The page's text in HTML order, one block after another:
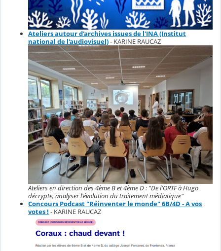
Ateliers autour d'archives issues de l'INA (Institut
national de l'audiovisuel)- KARINE RAUCAZ
Ateliers en direction des 4ème B et 4ème D : "De l'ORTF à Hugo
décrypte, analyser l'évolution du traitement médiatique"
Concours Podcast "Réinventer le monde" 6B/4D - A vos
votes ! - KARINE RAUCAZ